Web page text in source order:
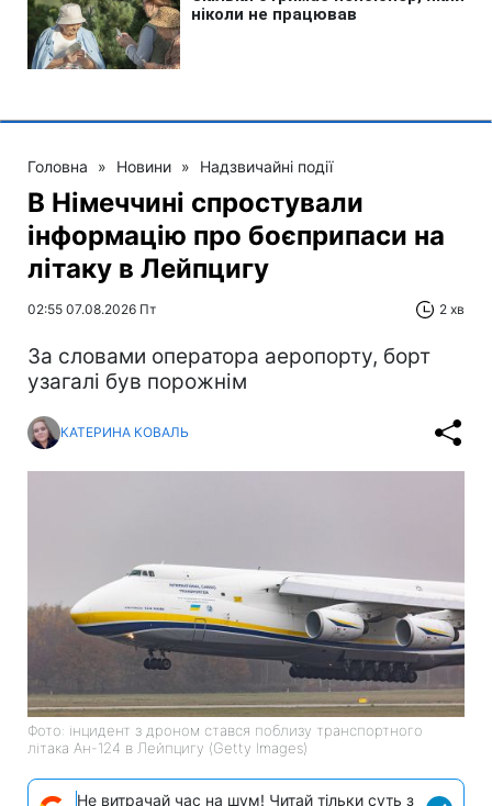
Головна » Новини » Надзвичайні події
В Німеччині спростували
інформацію про боєприпаси на
літаку в Лейпцигу
02:55 07.08.2026 Пт 2 хв
За словами оператора аеропорту, борт
узагалі був порожнім
КАТЕРИНА КОВАЛЬ
Фото: інцидент з дроном стався поблизу транспортного
літака Ан-124 в Лейпцигу (Getty Images)
Не витрачай час на шум! Читай тільки суть з